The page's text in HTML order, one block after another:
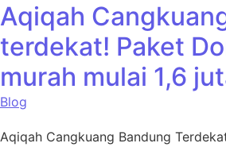
Aqiqah
terdekat! Paket
murah mulai 1,6
Blog
Aqiqah Cangkuang Bandung